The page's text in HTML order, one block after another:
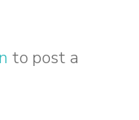
to post a